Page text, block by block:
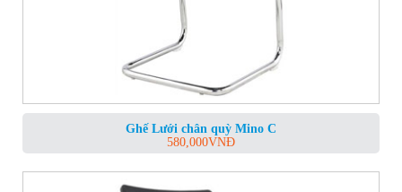
Ghế Lưới chân quỳ Mino C
580,000VNĐ